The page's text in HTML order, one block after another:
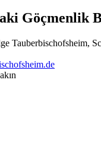
Göçmenlik
Tauberbischofsheim,